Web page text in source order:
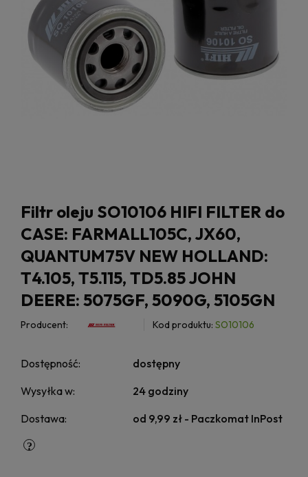
Filtr oleju SO10106 HIFI FILTER do
CASE: FARMALL105C, JX60,
QUANTUM75V NEW HOLLAND:
T4.105, T5.115, TD5.85 JOHN
DEERE: 5075GF, 5090G, 5105GN
Producent: Kod produktu: SO10106
Dostępność:
dostępny
Wysyłka w:
24 godziny
Dostawa:
od 9,99 zł - Paczkomat InPost